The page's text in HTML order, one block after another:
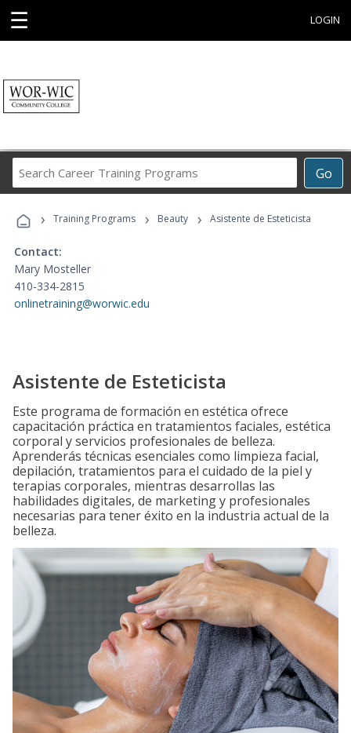
☰ LOGIN
Go
Career
Programs
› Training Programs › Beauty › Asistente de Esteticista
Contact:
Mary Mosteller
410-334-2815
onlinetraining@worwic.edu
Asistente de Esteticista
Este programa de formación en estética ofrece
capacitación práctica en tratamientos faciales, estética
corporal y servicios profesionales de belleza.
Aprenderás técnicas esenciales como limpieza facial,
depilación, tratamientos para el cuidado de la piel y
terapias corporales, mientras desarrollas las
habilidades digitales, de marketing y profesionales
necesarias para tener éxito en la industria actual de la
belleza.